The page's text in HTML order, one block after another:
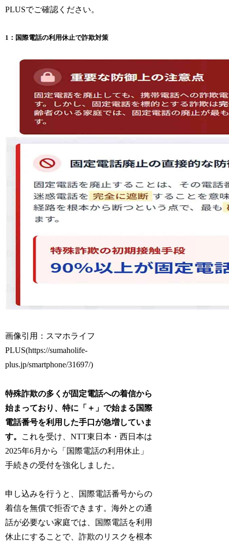
PLUSでご確認ください。
1：国際電話の利用休止で詐欺対策
画像引用：スマホライフ
PLUS(https://sumaholife-
plus.jp/smartphone/31697/)
特殊詐欺の多くが固定電話への着信から
始まっており、特に「＋」で始まる国際
電話番号を利用した手口が急増していま
す。
これを受け、NTT東日本・西日本は
2025年6月から「国際電話の利用休止」
手続きの受付を強化しました。
申し込みを行うと、国際電話番号からの
着信を無償で拒否できます。海外との通
話が必要ない家庭では、国際電話を利用
休止にすることで、詐欺のリスクを根本